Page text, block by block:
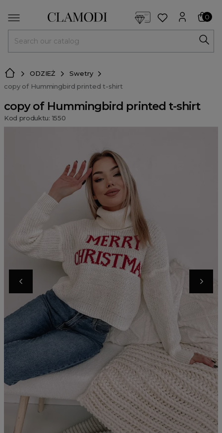
0
ODZIEŻ
Swetry
copy of Hummingbird printed t-shirt
copy of Hummingbird printed t-shirt
Kod produktu: 1550